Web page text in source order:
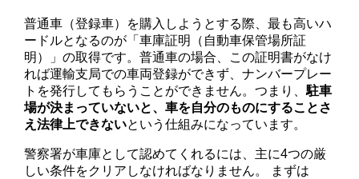
普通車（登録車）を購入しようとする際、最も高いハ
ードルとなるのが「車庫証明（自動車保管場所証
明）」の取得です。普通車の場合、この証明書がなけ
れば運輸支局での車両登録ができず、ナンバープレー
トを発行してもらうことができません。つまり、駐車
場が決まっていないと、車を自分のものにすることさ
え法律上できないという仕組みになっています。
警察署が車庫として認めてくれるには、主に4つの厳
しい条件をクリアしなければなりません。 まずは